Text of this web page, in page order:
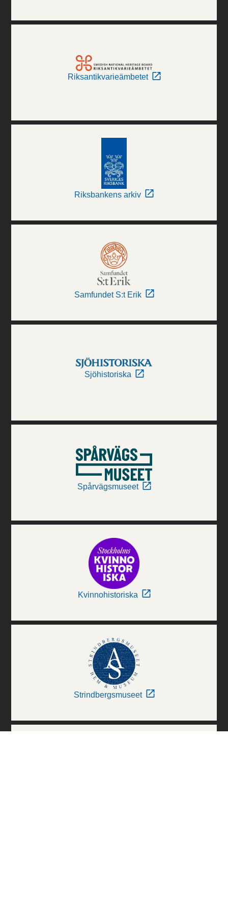
Riksantikvarieämbetet
Riksbankens arkiv
Samfundet S:t Erik
Sjöhistoriska
Spårvägsmuseet
Kvinnohistoriska
Strindbergsmuseet